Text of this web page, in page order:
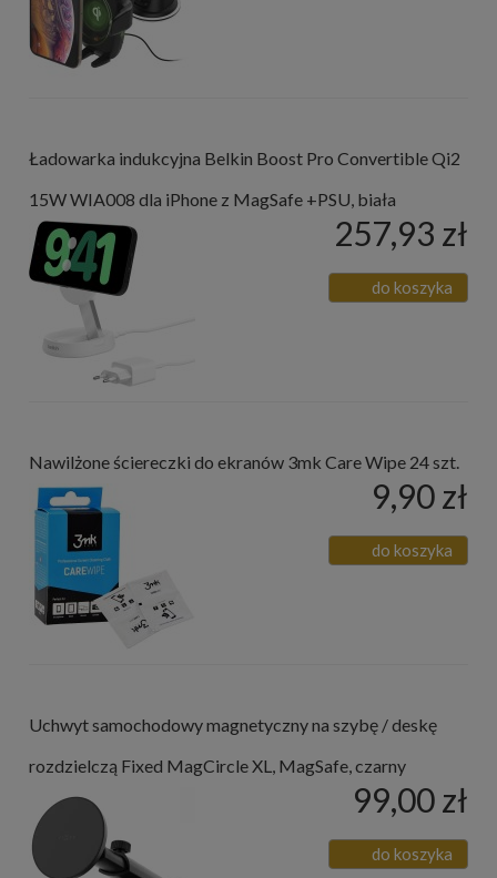
Ładowarka indukcyjna Belkin Boost Pro Convertible Qi2
15W WIA008 dla iPhone z MagSafe +PSU, biała
257,93 zł
do koszyka
Nawilżone ściereczki do ekranów 3mk Care Wipe 24 szt.
9,90 zł
do koszyka
Uchwyt samochodowy magnetyczny na szybę / deskę
rozdzielczą Fixed MagCircle XL, MagSafe, czarny
99,00 zł
do koszyka